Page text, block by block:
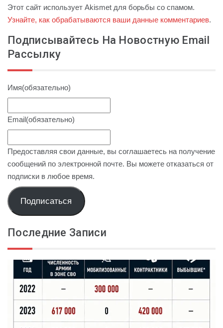
Этот сайт использует Akismet для борьбы со спамом.
Узнайте, как обрабатываются ваши данные комментариев.
Подписывайтесь На Новостную Email
Рассылку
Имя(обязательно)
Email (обязательно)
Предоставляя свои данные, вы соглашаетесь на получение
сообщений по электронной почте. Вы можете отказаться от
подписки в любое время.
Подписаться
Последние Записи